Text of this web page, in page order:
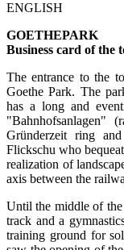
ENGLISH
GOETHEPARK
Business card of the
The entrance to the
Goethe Park. The
has a long and
"Bahnhofsanlagen"
Gründerzeit ring
Flickschu who
realization of
axis between the
Until the middle of
track and a
training ground for